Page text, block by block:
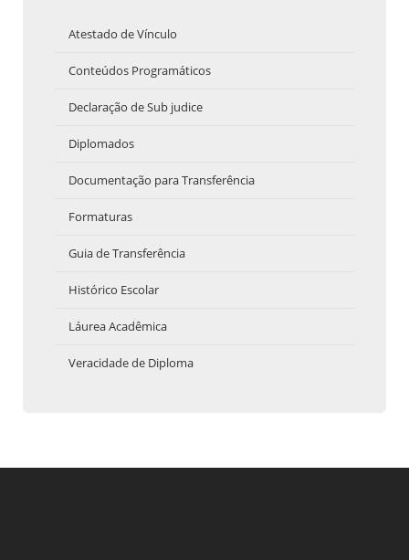
Atestado de Vínculo
Conteúdos Programáticos
Declaração de Sub judice
Diplomados
Documentação para Transferência
Formaturas
Guia de Transferência
Histórico Escolar
Láurea Acadêmica
Veracidade de Diploma